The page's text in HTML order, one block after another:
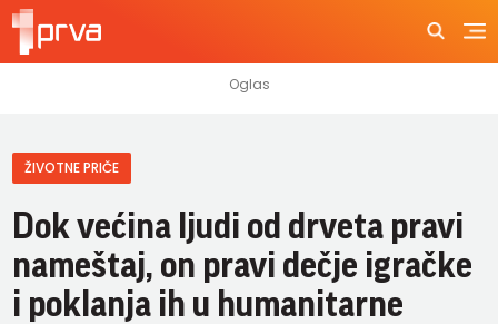
ŽIVOTNE PRIČE
Dok većina ljudi od drveta pravi
nameštaj, on pravi dečje igračke
i poklanja ih u humanitarne